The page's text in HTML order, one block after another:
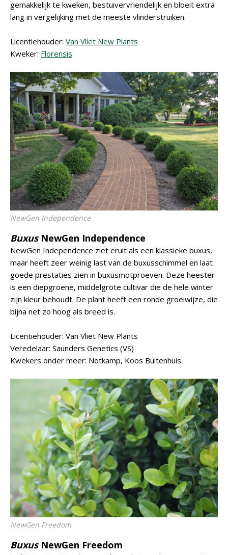
gemakkelijk te kweken, bestuivervriendelijk en bloeit extra
lang in vergelijking met de meeste vlinderstruiken.
Licentiehouder: Van Vliet New Plants
Kweker: Florensis
NewGen Independence
BuxusNewGen Independence
NewGen Independence ziet eruit als een klassieke buxus,
maar heeft zeer weinig last van de buxusschimmel en laat
goede prestaties zien in buxusmotproeven. Deze heester
is een diepgroene, middelgrote cultivar die de hele winter
zijn kleur behoudt. De plant heeft een ronde groeiwijze, die
bijna net zo hoog als breed is.
Licentiehouder: Van Vliet New Plants
Veredelaar: Saunders Genetics (VS)
Kwekers onder meer: Notkamp, Koos Buitenhuis
NewGen Freedom
BuxusNewGen Freedom